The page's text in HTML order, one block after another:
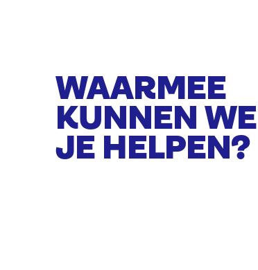
WAARMEE
KUNNEN WE
JE HELPEN?